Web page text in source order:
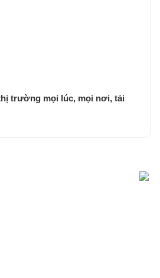
trường mọi lúc, mọi nơi, tải